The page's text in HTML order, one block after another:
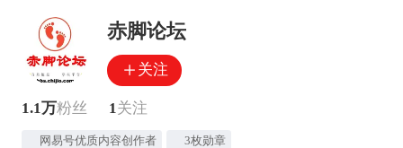
赤脚论坛
关注
1.1万粉丝 1 关注
网易号优质内容创作者 3枚勋章